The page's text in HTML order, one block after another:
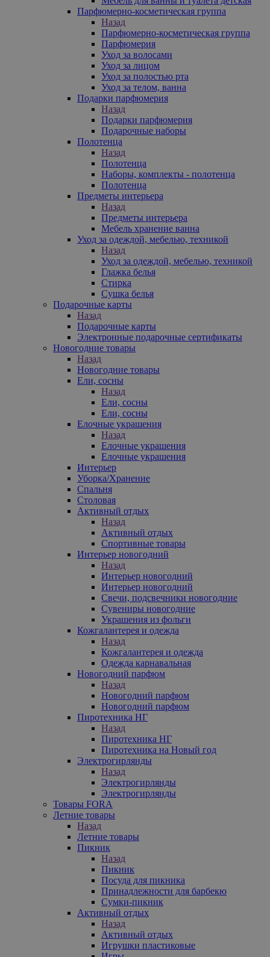
Парфюмерно-косметическая группа
Назад
Парфюмерно-косметическая группа
Парфюмерия
Уход за волосами
Уход за лицом
Уход за полостью рта
Уход за телом, ванна
Подарки парфюмерия
Назад
Подарки парфюмерия
Подарочные наборы
Полотенца
Назад
Полотенца
Наборы, комплекты - полотенца
Полотенца
Предметы интерьера
Назад
Предметы интерьера
Мебель хранение ванна
Уход за одеждой, мебелью, техникой
Назад
Уход за одеждой, мебелью, техникой
Глажка белья
Стирка
Сушка белья
Подарочные карты
Назад
Подарочные карты
Электронные подарочные сертификаты
Новогодние товары
Назад
Новогодние товары
Ели, сосны
Назад
Ели, сосны
Ели, сосны
Елочные украшения
Назад
Елочные украшения
Елочные украшения
Интерьер
Уборка/Хранение
Спальня
Столовая
Активный отдых
Назад
Активный отдых
Спортивные товары
Интерьер новогодний
Назад
Интерьер новогодний
Интерьер новогодний
Свечи, подсвечники новогодние
Сувениры новогодние
Украшения из фольги
Кожгалантерея и одежда
Назад
Кожгалантерея и одежда
Одежда карнавальная
Новогодний парфюм
Назад
Новогодний парфюм
Новогодний парфюм
Пиротехника НГ
Назад
Пиротехника НГ
Пиротехника на Новый год
Электрогирлянды
Назад
Электрогирлянды
Электрогирлянды
Товары FORA
Летние товары
Назад
Летние товары
Пикник
Назад
Пикник
Посуда для пикника
Принадлежности для барбекю
Сумки-пикник
Активный отдых
Назад
Активный отдых
Игрушки пластиковые